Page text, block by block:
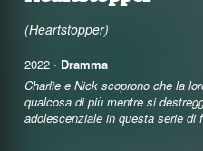
(Heartstopper)
2022 · Dramma
Charlie e Nick scoprono che la
qualcosa di più mentre si
adolescenziale in questa serie di